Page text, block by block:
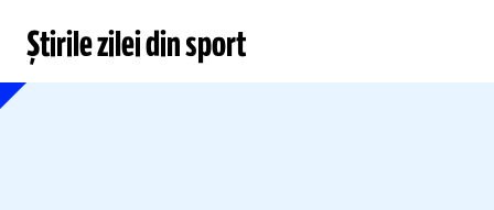
Știrile zilei din sport